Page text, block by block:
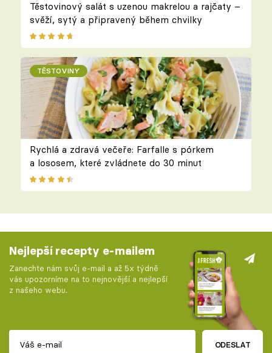
Těstovinový salát s uzenou makrelou a rajčaty –
svěží, sytý a připravený během chvilky
TĚSTOVINY
Rychlá a zdravá večeře: Farfalle s pórkem
a lososem, které zvládnete do 30 minut
Nejlepší recepty e-mailem
Zanechte nám svůj e-mail a až 5x týdně
vás upozorníme na to nejnovější a nejlepší
z našeho webu.
ODESLAT